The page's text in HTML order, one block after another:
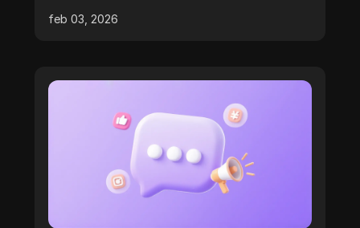
de forma segura usando estrategias y
herramientas legítimas como DICloak.
feb 03, 2026